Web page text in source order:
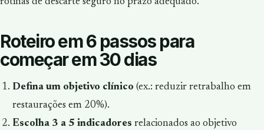
Roteiro em 6 passos para
começar em 30 dias
Defina um objetivo clínico (ex.: reduzir retrabalho em
restaurações em 20%).
Escolha 3 a 5 indicadores relacionados ao objetivo